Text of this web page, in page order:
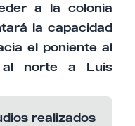
a la colonia
la capacidad
el poniente al
al norte a Luis
realizados